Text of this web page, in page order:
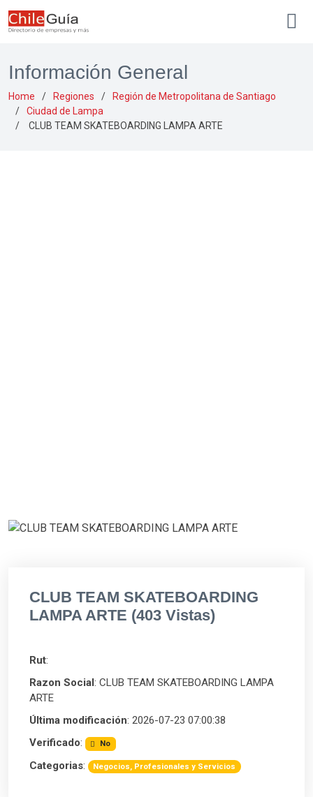
Información General
Home Regiones
Región de Metropolitana de Santiago
Ciudad de Lampa
CLUB TEAM SKATEBOARDING LAMPA ARTE
CLUB TEAM SKATEBOARDING
LAMPA ARTE (403 Vistas)
Rut:
Razon Social: CLUB TEAM SKATEBOARDING LAMPA
ARTE
Última modificación: 2026-07-23 07:00:38
Verificado: No
Categorias: Negocios, Profesionales y Servicios